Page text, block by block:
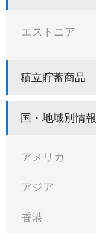
エストニア
積立貯蓄商品
国・地域別情報
アメリカ
アジア
香港